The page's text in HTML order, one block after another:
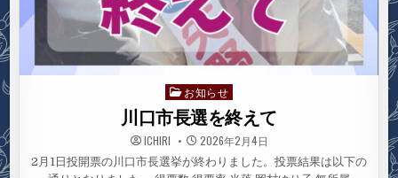
Posted
in
お知らせ
川口市長選を終えて
ICHIRI 2026年2月4日
2月1日投開票の川口市長選挙が終わりました。投票結果は以下の